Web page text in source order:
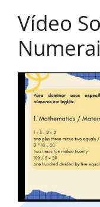
Vídeo